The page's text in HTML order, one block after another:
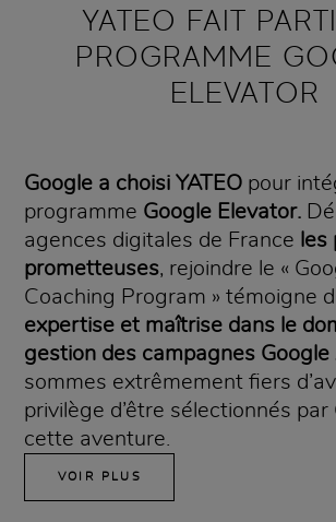
YATEO FAIT
PROGRAMME
ELEVATOR
Google a choisi YATEO pour
programme Google Elevator.
agences digitales de France les
prometteuses, rejoindre le «
Coaching Program » témoigne
expertise et maîtrise dans le
gestion des campagnes Google
sommes extrêmement fiers
privilège d’être sélectionnés par
cette aventure.
VOIR PLUS